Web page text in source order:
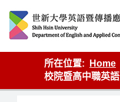
content
英語傳播
所在位置:
Home
校院暨高中職英